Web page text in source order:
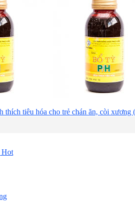
thích tiêu hóa cho trẻ chán ăn, còi xương